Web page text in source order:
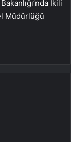
İkili
Müdürlüğü